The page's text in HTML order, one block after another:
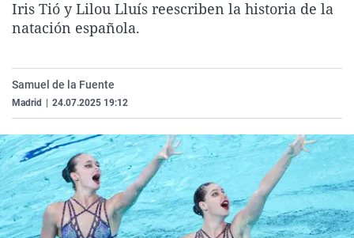
La rosa de los vientos
Como el perro y el
Caso
Equipo de
Extremadura
La Rioja
País Vasco
Virales
Elecciones
Iris Tió y Lilou Lluís reescriben la historia de la
natación española.
Samuel de la Fuente
Madrid 24.07.2025 19:12